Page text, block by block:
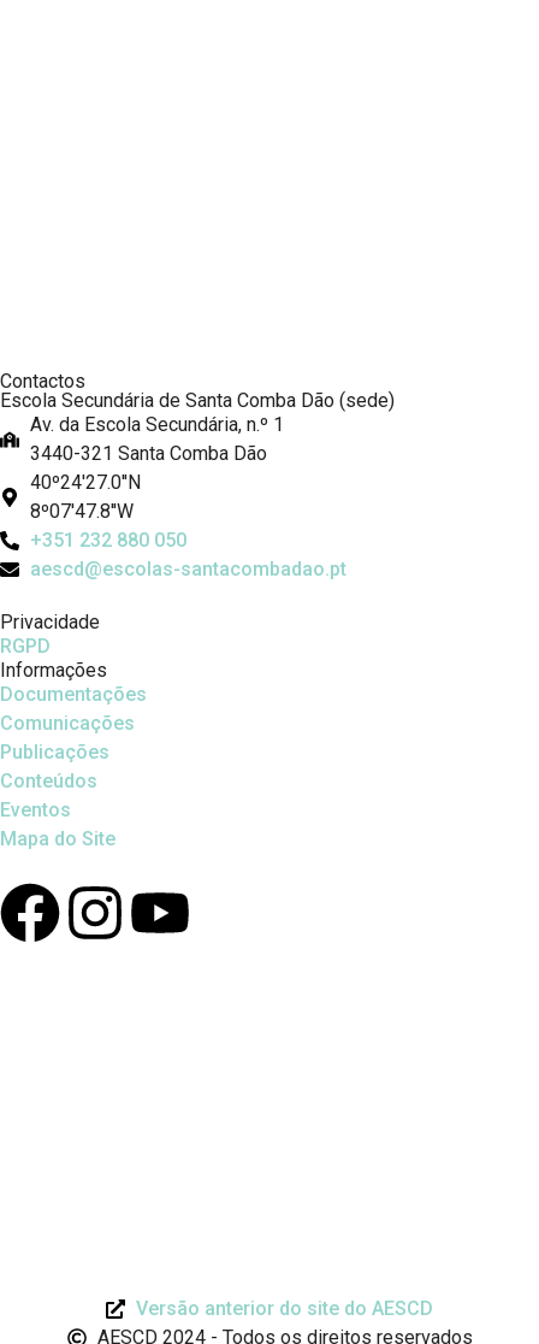
Contactos
Escola Secundária de Santa Comba Dão (sede)
Av. da Escola Secundária, n.º 1
3440-321 Santa Comba Dão
40º24'27.0''N
8º07'47.8''W
+351 232 880 050
aescd@escolas-santacombadao.pt
Privacidade
RGPD
Informações
Documentações
Comunicações
Publicações
Conteúdos
Eventos
Mapa do Site
Versão anterior do site do AESCD
AESCD 2024 - Todos os direitos reservados